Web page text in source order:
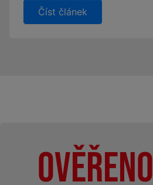
Číst článek
Ověřeno